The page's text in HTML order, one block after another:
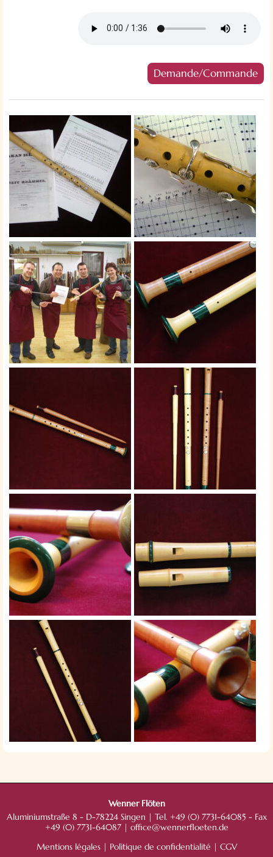
Demande/Commande
Wenner Flöten
Aluminiumstraße 8 - D-78224 Singen | Tel. +49 (0) 7731-64085 - Fax
+49 (0) 7731-64087 | office@wennerfloeten.de
Mentions légales| Politique de confidentialité | CGV